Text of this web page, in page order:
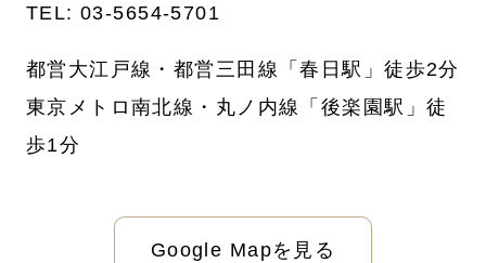
TEL: 03-5654-5701
都営大江戸線・都営三田線「春日駅」徒歩2分
東京メトロ南北線・丸ノ内線「後楽園駅」徒
歩1分
Google Mapを見る